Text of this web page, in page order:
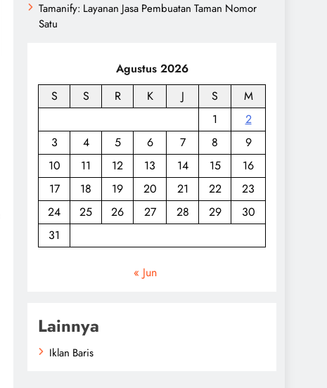
Tamanify: Layanan Jasa Pembuatan Taman Nomor
Satu
Agustus 2026
S
S R K J S
M
1
2
3
4 5 6 7 8
9
10
11 12 13 14 15
16
17
18 19 20 21 22
23
24
25 26 27 28 29
30
31
« Jun
Lainnya
Iklan Baris